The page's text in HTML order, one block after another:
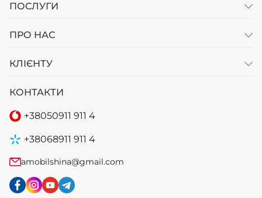
ПОСЛУГИ
ПРО НАС
КЛІЄНТУ
КОНТАКТИ
+38050911 911 4
+38068911 911 4
amobilshina@gmail.com